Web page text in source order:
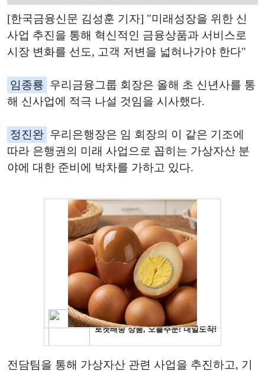
[한국금융신문 김성훈 기자] "미래성장을 위한 신
사업 추진을 통해 혁신적인 금융상품과 서비스로
시장 변화를 선도, 고객 저변을 넓혀나가야 한다"
임종룡 우리금융그룹 회장은 올해 초 신년사를 통
해 신사업에 적극 나설 것임을 시사했다.
정진완 우리은행장은 임 회장의 이 같은 기조에
따라 은행권의 미래 사업으로 꼽히는 가상자산 분
야에 대한 준비에 박차를 가하고 있다.
전담팀을 통해 가상자산 관련 사업을 추진하고, 기